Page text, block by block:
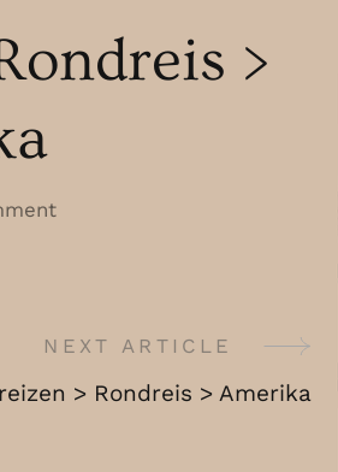
>
on
Amerika
NEXT ARTICLE
> Rondreis > Amerika